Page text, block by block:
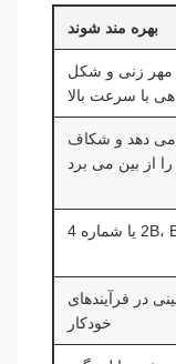
بهره مند شوند
مهر زنی و شکل
با سرعت بالا
می دهد و شکاف
را از بین می برد
در فرآیندهای
خودکار